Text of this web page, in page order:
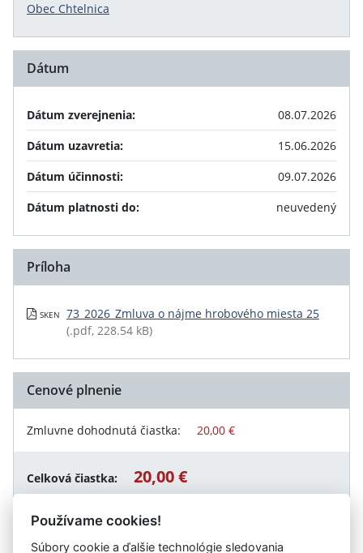
Obec Chtelnica
Dátum
Dátum zverejnenia:
08.07.2026
Dátum uzavretia:
15.06.2026
Dátum účinnosti:
09.07.2026
Dátum platnosti do:
neuvedený
Príloha
SKEN
73_2026_Zmluva o nájme hrobového miesta 25
(.pdf, 228.54 kB)
Cenové plnenie
Zmluvne dohodnutá čiastka: 20,00 €
Celková čiastka: 20,00 €
Používame cookies!
Súbory cookie a ďalšie technológie sledovania